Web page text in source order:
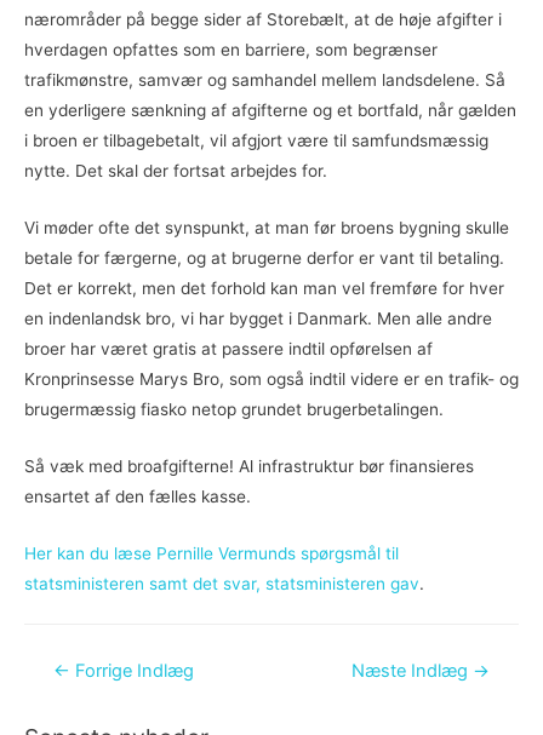
nærområder på begge sider af Storebælt, at de høje afgifter i
hverdagen opfattes som en barriere, som begrænser
trafikmønstre, samvær og samhandel mellem landsdelene. Så
en yderligere sænkning af afgifterne og et bortfald, når gælden
i broen er tilbagebetalt, vil afgjort være til samfundsmæssig
nytte. Det skal der fortsat arbejdes for.
Vi møder ofte det synspunkt, at man før broens bygning skulle
betale for færgerne, og at brugerne derfor er vant til betaling.
Det er korrekt, men det forhold kan man vel fremføre for hver
en indenlandsk bro, vi har bygget i Danmark. Men alle andre
broer har været gratis at passere indtil opførelsen af
Kronprinsesse Marys Bro, som også indtil videre er en trafik- og
brugermæssig fiasko netop grundet brugerbetalingen.
Så væk med broafgifterne! Al infrastruktur bør finansieres
ensartet af den fælles kasse.
Her kan du læse Pernille Vermunds spørgsmål til
statsministeren samt det svar, statsministeren gav.
Indlægsnavigation
← Forrige Indlæg Næste Indlæg →